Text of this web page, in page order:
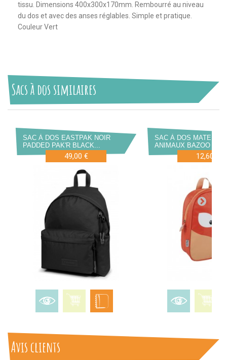
tissu. Dimensions 400x300x170mm. Rembourré au niveau
du dos et avec des anses réglables. Simple et pratique.
Couleur Vert
Sacs à dos similaires
SAC À DOS EASTPAK NOIR
PADDED PAK'R BLACK...
49,00 €
SAC À DOS
ANIMAUX BAZOO
12,60 €
Avis clients